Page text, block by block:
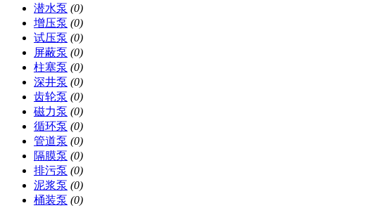
潜水泵 (0)
增压泵 (0)
试压泵 (0)
屏蔽泵 (0)
柱塞泵 (0)
深井泵 (0)
齿轮泵 (0)
磁力泵 (0)
循环泵 (0)
管道泵 (0)
隔膜泵 (0)
排污泵 (0)
泥浆泵 (0)
桶装泵 (0)